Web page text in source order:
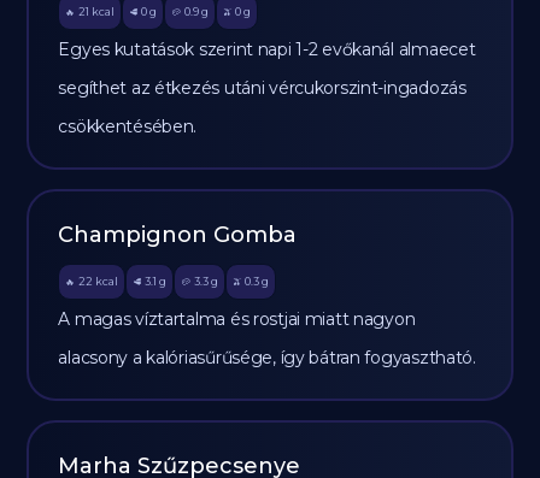
🔥 21 kcal 🥩 0 g 🥔 0.9g 🫒 0 g
Egyes kutatások szerint napi 1-2 evőkanál almaecet
segíthet az étkezés utáni vércukorszint-ingadozás
csökkentésében.
Champignon Gomba
🔥 22 kcal 🥩 3.1 g 🥔 3.3g 🫒 0.3 g
A magas víztartalma és rostjai miatt nagyon
alacsony a kalóriasűrűsége, így bátran fogyasztható.
Marha Szűzpecsenye